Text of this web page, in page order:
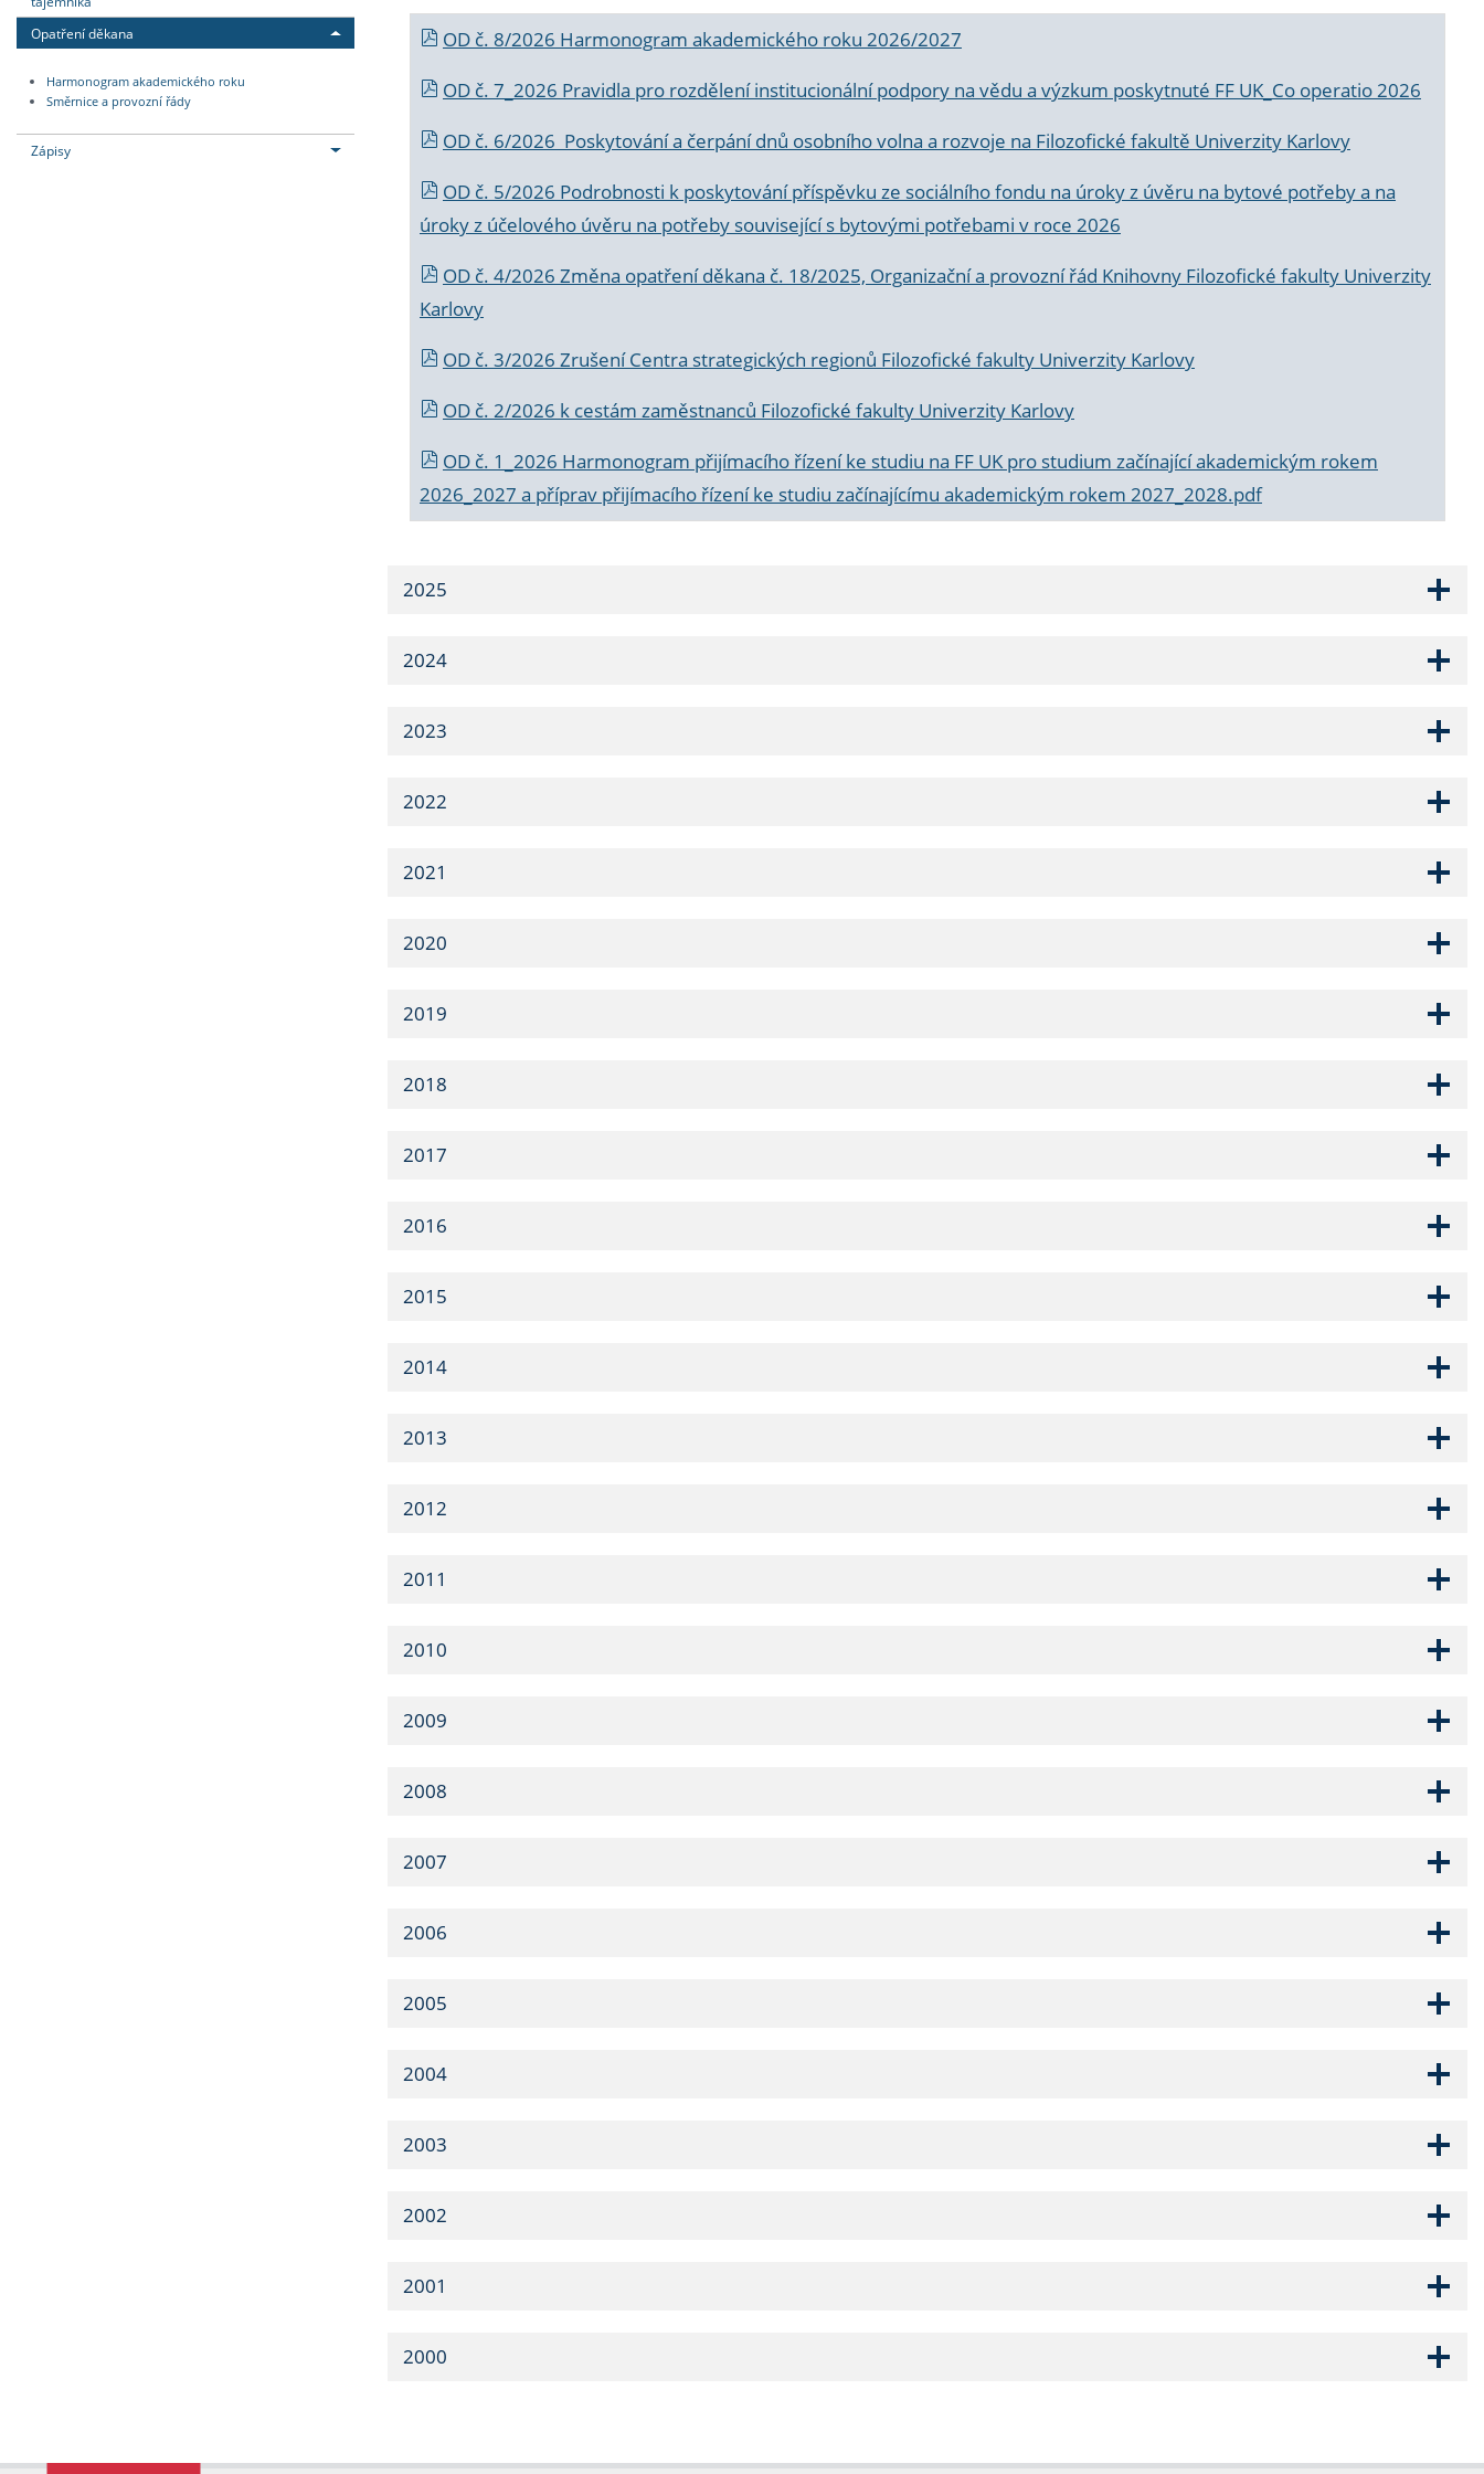
Opatření děkana
Harmonogram akademického roku
Směrnice a provozní řády
Zápisy
OD č. 8/2026 Harmonogram akademického roku 2026/2027
OD č. 7_2026 Pravidla pro rozdělení institucionální podpory na vědu a výzkum poskytnuté FF UK_Co operatio 2026
OD č. 6/2026 Poskytování a čerpání dnů osobního volna a rozvoje na Filozofické fakultě Univerzity Karlovy
OD č. 5/2026 Podrobnosti k poskytování příspěvku ze sociálního fondu na úroky z úvěru na bytové potřeby a na
úroky z účelového úvěru na potřeby související s bytovými potřebami v roce 2026
OD č. 4/2026 Změna opatření děkana č. 18/2025, Organizační a provozní řád Knihovny Filozofické fakulty Univerzity
Karlovy
OD č. 3/2026 Zrušení Centra strategických regionů Filozofické fakulty Univerzity Karlovy
OD č. 2/2026 k cestám zaměstnanců Filozofické fakulty Univerzity Karlovy
OD č. 1_2026 Harmonogram přijímacího řízení ke studiu na FF UK pro studium začínající akademickým rokem
2026_2027 a příprav přijímacího řízení ke studiu začínajícímu akademickým rokem 2027_2028.pdf
2025
2024
2023
2022
2021
2020
2019
2018
2017
2016
2015
2014
2013
2012
2011
2010
2009
2008
2007
2006
2005
2004
2003
2002
2001
2000